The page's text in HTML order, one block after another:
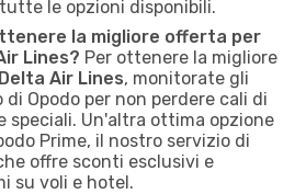
le opzioni disponibili.
la migliore offerta per
Lines? Per ottenere la migliore
Delta Air Lines, monitorate gli
di Opodo per non perdere cali di
speciali. Un'altra ottima opzione
Prime, il nostro servizio di
offre sconti esclusivi e
su voli e hotel.